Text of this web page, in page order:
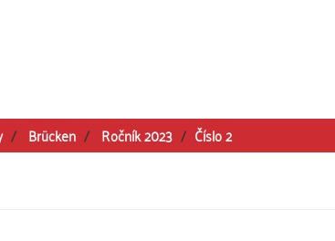
Brücken Ročník 2023 Číslo 2